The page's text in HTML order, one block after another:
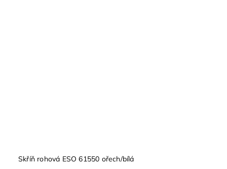
Skříň rohová ESO 61550 ořech/bílá